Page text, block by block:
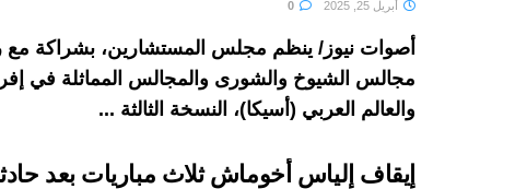
أبريل 25, 2025
أصوات نيوز/ ينظم مجلس المستشارين، بشراكة مع
مجالس الشيوخ والشورى والمجالس المماثلة في
والعالم العربي (أسيكا)، النسخة الثالثة ...
إيقاف إلياس أخوماش ثلاث مباريات بعد